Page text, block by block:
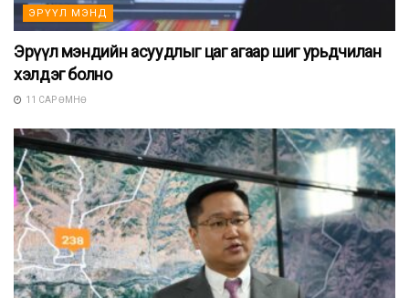
ЭРҮҮЛ МЭНД
Эрүүл мэндийн асуудлыг цаг агаар шиг урьдчилан
хэлдэг болно
11 САР ӨМНӨ